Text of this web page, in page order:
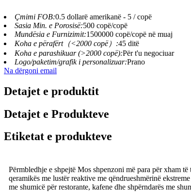
Çmimi FOB:0.5 dollarë amerikanë - 5 / copë
Sasia Min. e Porosisë:500 copë/copë
Mundësia e Furnizimit:1500000 copë/copë në muaj
Koha e përafërt（<2000 copë）:45 ditë
Koha e parashikuar (>2000 copë):Për t'u negociuar
Logo/paketim/grafik i personalizuar:Prano
Na dërgoni email
Detajet e produktit
Detajet e Produkteve
Etiketat e produkteve
Përmbledhje e shpejtë Mos shpenzoni më para për xham
qeramikës me lustër reaktive me qëndrueshmërinë
me shumicë për restorante, kafene dhe shpërndarës me